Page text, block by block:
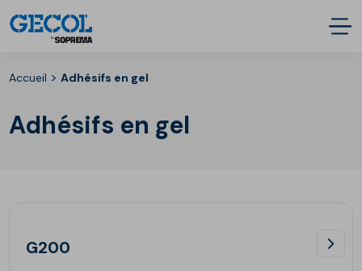
Accueil >Adhésifs en gel
Adhésifs en gel
G200